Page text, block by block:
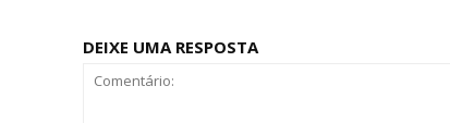
DEIXE UMA RESPOSTA